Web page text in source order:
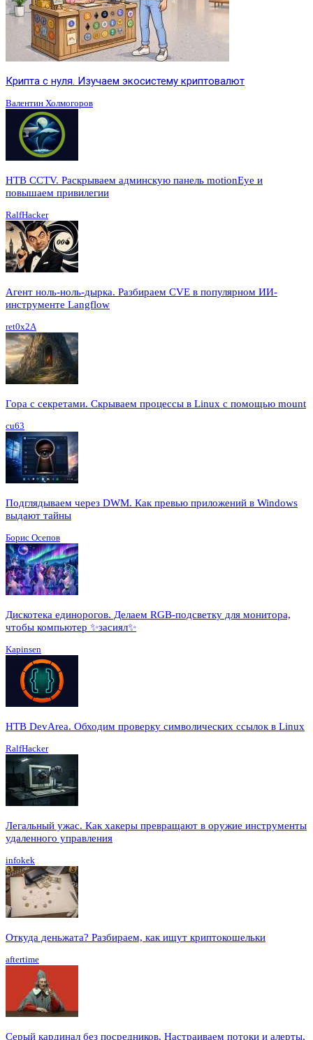
Крипта с нуля. Изучаем экосистему криптовалют
Валентин Холмогоров
HTB CCTV. Раскрываем админскую панель motionEye и
повышаем привилегии
RalfHacker
Агент ноль-ноль-дырка. Разбираем CVE в популярном ИИ-
инструменте Langflow
ret0x2A
Гора с секретами. Скрываем процессы в Linux c помощью mount
cu63
Подглядываем через DWM. Как превью приложений в Windows
выдают тайны
Борис Осепов
Дискотека единорогов. Делаем RGB-подсветку для монитора,
чтобы компьютер ✨засиял✨
Kapinsen
HTB DevArea. Обходим проверку символических ссылок в Linux
RalfHacker
Легальный ужас. Как хакеры превращают в оружие инструменты
удаленного управления
infokek
Откуда деньжата? Разбираем, как ищут криптокошельки
aftertime
Серый кардинал без посредников. Настраиваем потоки и алерты,